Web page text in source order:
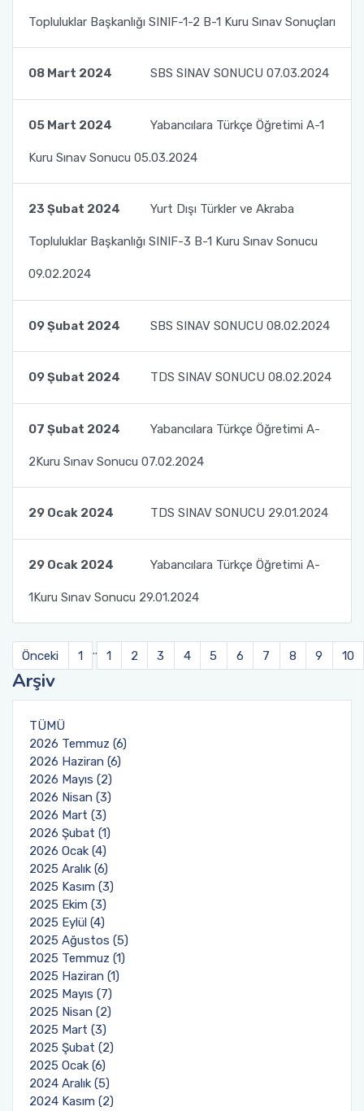
Topluluklar Başkanlığı SINIF-1-2 B-1 Kuru Sınav Sonuçları
08 Mart 2024 SBS SINAV SONUCU 07.03.2024
05 Mart 2024 Yabancılara Türkçe Öğretimi A-1
Kuru Sınav Sonucu 05.03.2024
23 Şubat 2024 Yurt Dışı Türkler ve Akraba
Topluluklar Başkanlığı SINIF-3 B-1 Kuru Sınav Sonucu
09.02.2024
09 Şubat 2024 SBS SINAV SONUCU 08.02.2024
09 Şubat 2024 TDS SINAV SONUCU 08.02.2024
07 Şubat 2024 Yabancılara Türkçe Öğretimi A-
2Kuru Sınav Sonucu 07.02.2024
29 Ocak 2024 TDS SINAV SONUCU 29.01.2024
29 Ocak 2024 Yabancılara Türkçe Öğretimi A-
1Kuru Sınav Sonucu 29.01.2024
Önceki 1 .. 1 2 3 4 5 6 7 8 9 10
Arşiv
TÜMÜ
2026 Temmuz (6)
2026 Haziran (6)
2026 Mayıs (2)
2026 Nisan (3)
2026 Mart (3)
2026 Şubat (1)
2026 Ocak (4)
2025 Aralık (6)
2025 Kasım (3)
2025 Ekim (3)
2025 Eylül (4)
2025 Ağustos (5)
2025 Temmuz (1)
2025 Haziran (1)
2025 Mayıs (7)
2025 Nisan (2)
2025 Mart (3)
2025 Şubat (2)
2025 Ocak (6)
2024 Aralık (5)
2024 Kasım (2)
ile TÖMER'deki Bursiyerlerimizin ve
Kursiyerlerimizin Buluşması 1
Kapsamında Türk Dili ve Edebiyatı Öğrencileri
ile TÖMER'deki Bursiyerlerimizin ve
Toplumsal Duyarlılık ve Katkı Projeleri Dersi
ile TÖMER'deki Bursiyerlerimizin ve
Kursiyerlerimizin Buluşması 3
Türkler ve Akraba Topluluklar Başkanlığı'nın
Burslu Öğrencileri AKDENİZ TÖMER'de Buluştu